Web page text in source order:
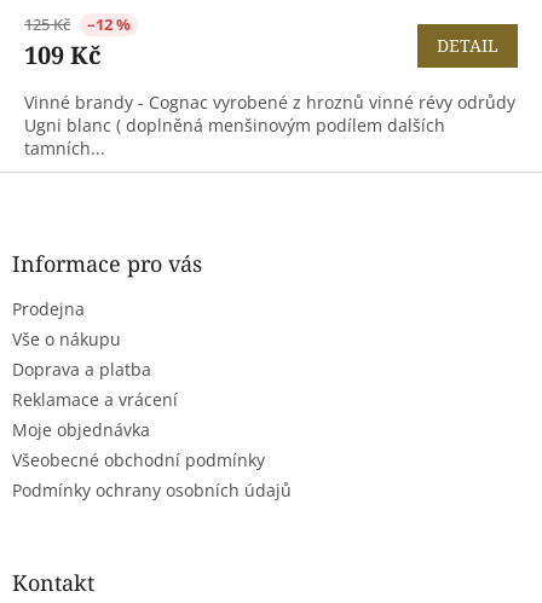
125 Kč –12 %
109 Kč DETAIL
Vinné brandy - Cognac vyrobené z hroznů vinné révy odrůdy
Ugni blanc ( doplněná menšinovým podílem dalších
tamních...
Z
Informace pro vás
Prodejna
Vše o nákupu
Doprava a platba
Reklamace a vrácení
Moje objednávka
Všeobecné obchodní podmínky
Podmínky ochrany osobních údajů
Kontakt